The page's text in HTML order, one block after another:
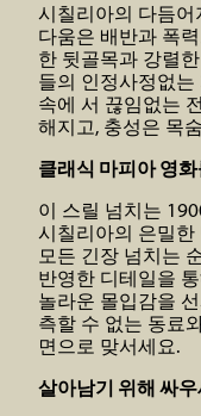
시칠리아의 다듬
다움은 배반과 폭
한 뒷골목과 강렬
들의 인정사정없
속에 서 끊임없는
해지고, 충성은 목
클래식 마피아 영
이 스릴 넘치는
시칠리아의 은밀한
모든 긴장 넘치는
반영한 디테일을
놀라운 몰입감을
측할 수 없는 동료
면으로 맞서세요.
살아남기 위해 싸우